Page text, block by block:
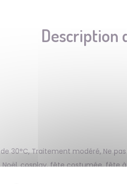
Description
30°C, Traitement modéré, Ne
Noël, cosplay, fête costumée,